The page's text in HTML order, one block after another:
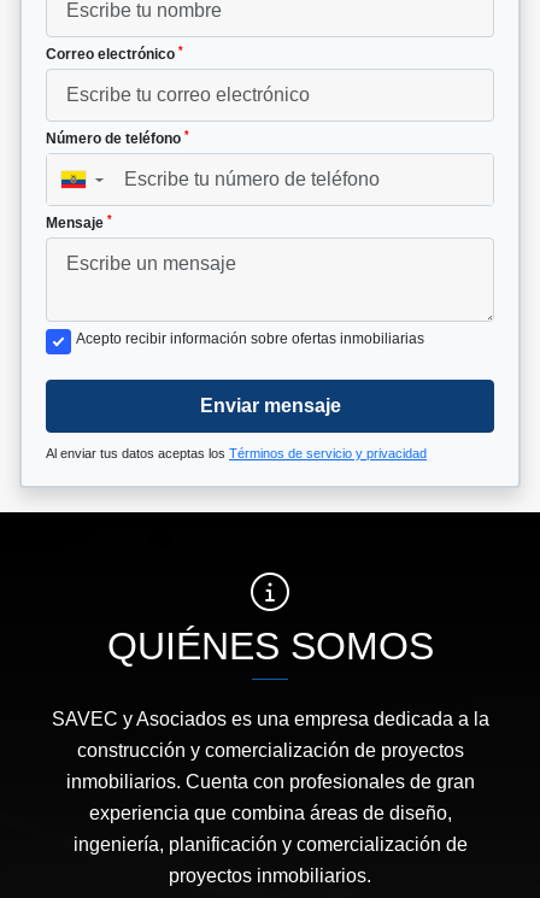
Correo electrónico *
Número de teléfono *
▼
Mensaje *
Acepto recibir información sobre ofertas inmobiliarias
Enviar mensaje
Al enviar tus datos aceptas los Términos de servicio y privacidad
QUIÉNES SOMOS
SAVEC y Asociados es una empresa dedicada a la
construcción y comercialización de proyectos
inmobiliarios. Cuenta con profesionales de gran
experiencia que combina áreas de diseño,
ingeniería, planificación y comercialización de
proyectos inmobiliarios.